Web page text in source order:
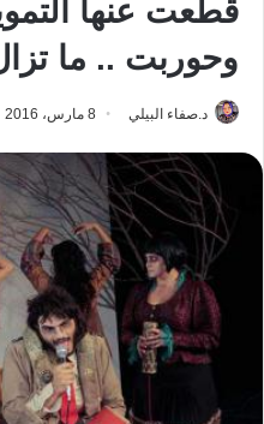
قطعت عنها
وحوربت .. ما
د.صفاء البيلي 8 مارس، 2016